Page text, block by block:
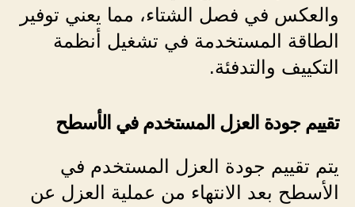
والعكس في فصل الشتاء، مما يعني توفير
الطاقة المستخدمة في تشغيل أنظمة
التكييف والتدفئة.
تقييم جودة العزل المستخدم في الأسطح
يتم تقييم جودة العزل المستخدم في
الأسطح بعد الانتهاء من عملية العزل عن